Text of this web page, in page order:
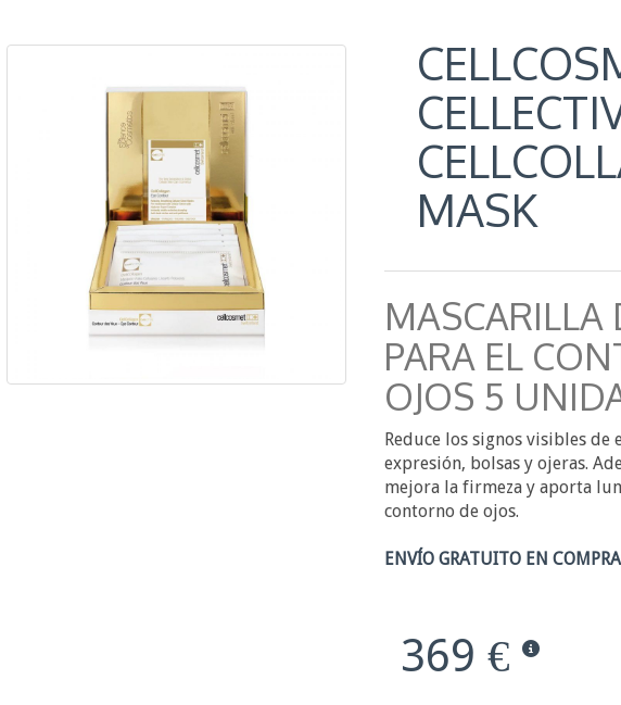
MASK
MASCARILLA
PARA EL
OJOS 5
Reduce los signos visibles
expresión, bolsas y ojeras.
mejora la firmeza y aporta
contorno de ojos.
ENVÍO GRATUITO EN
369 €